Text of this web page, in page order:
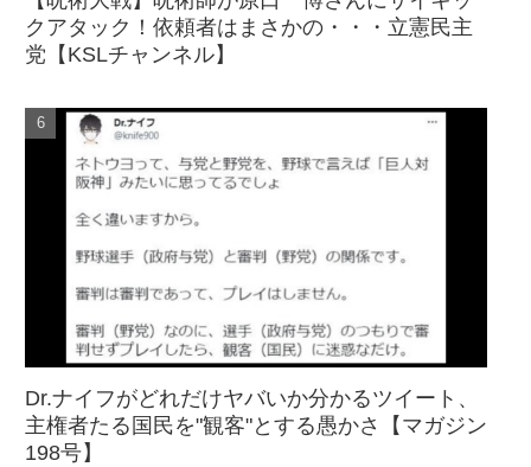
クアタック！依頼者はまさかの・・・立憲民主
党【KSLチャンネル】
Dr.ナイフがどれだけヤバいか分かるツイート、
主権者たる国民を"観客"とする愚かさ【マガジン
198号】